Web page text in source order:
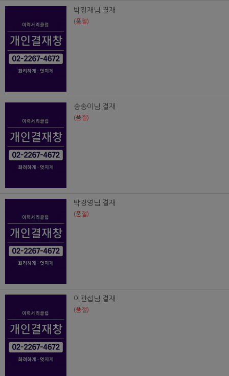
박정재님 결재
(품절)
송송이님 결재
(품절)
박경영님 결재
(품절)
이관섭님 결재
(품절)